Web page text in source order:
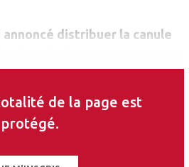
annoncé distribuer la canule
des injections sous-
le débit de sortie du BSS,
pression sur la bulle lors des
de la page est
protégé.